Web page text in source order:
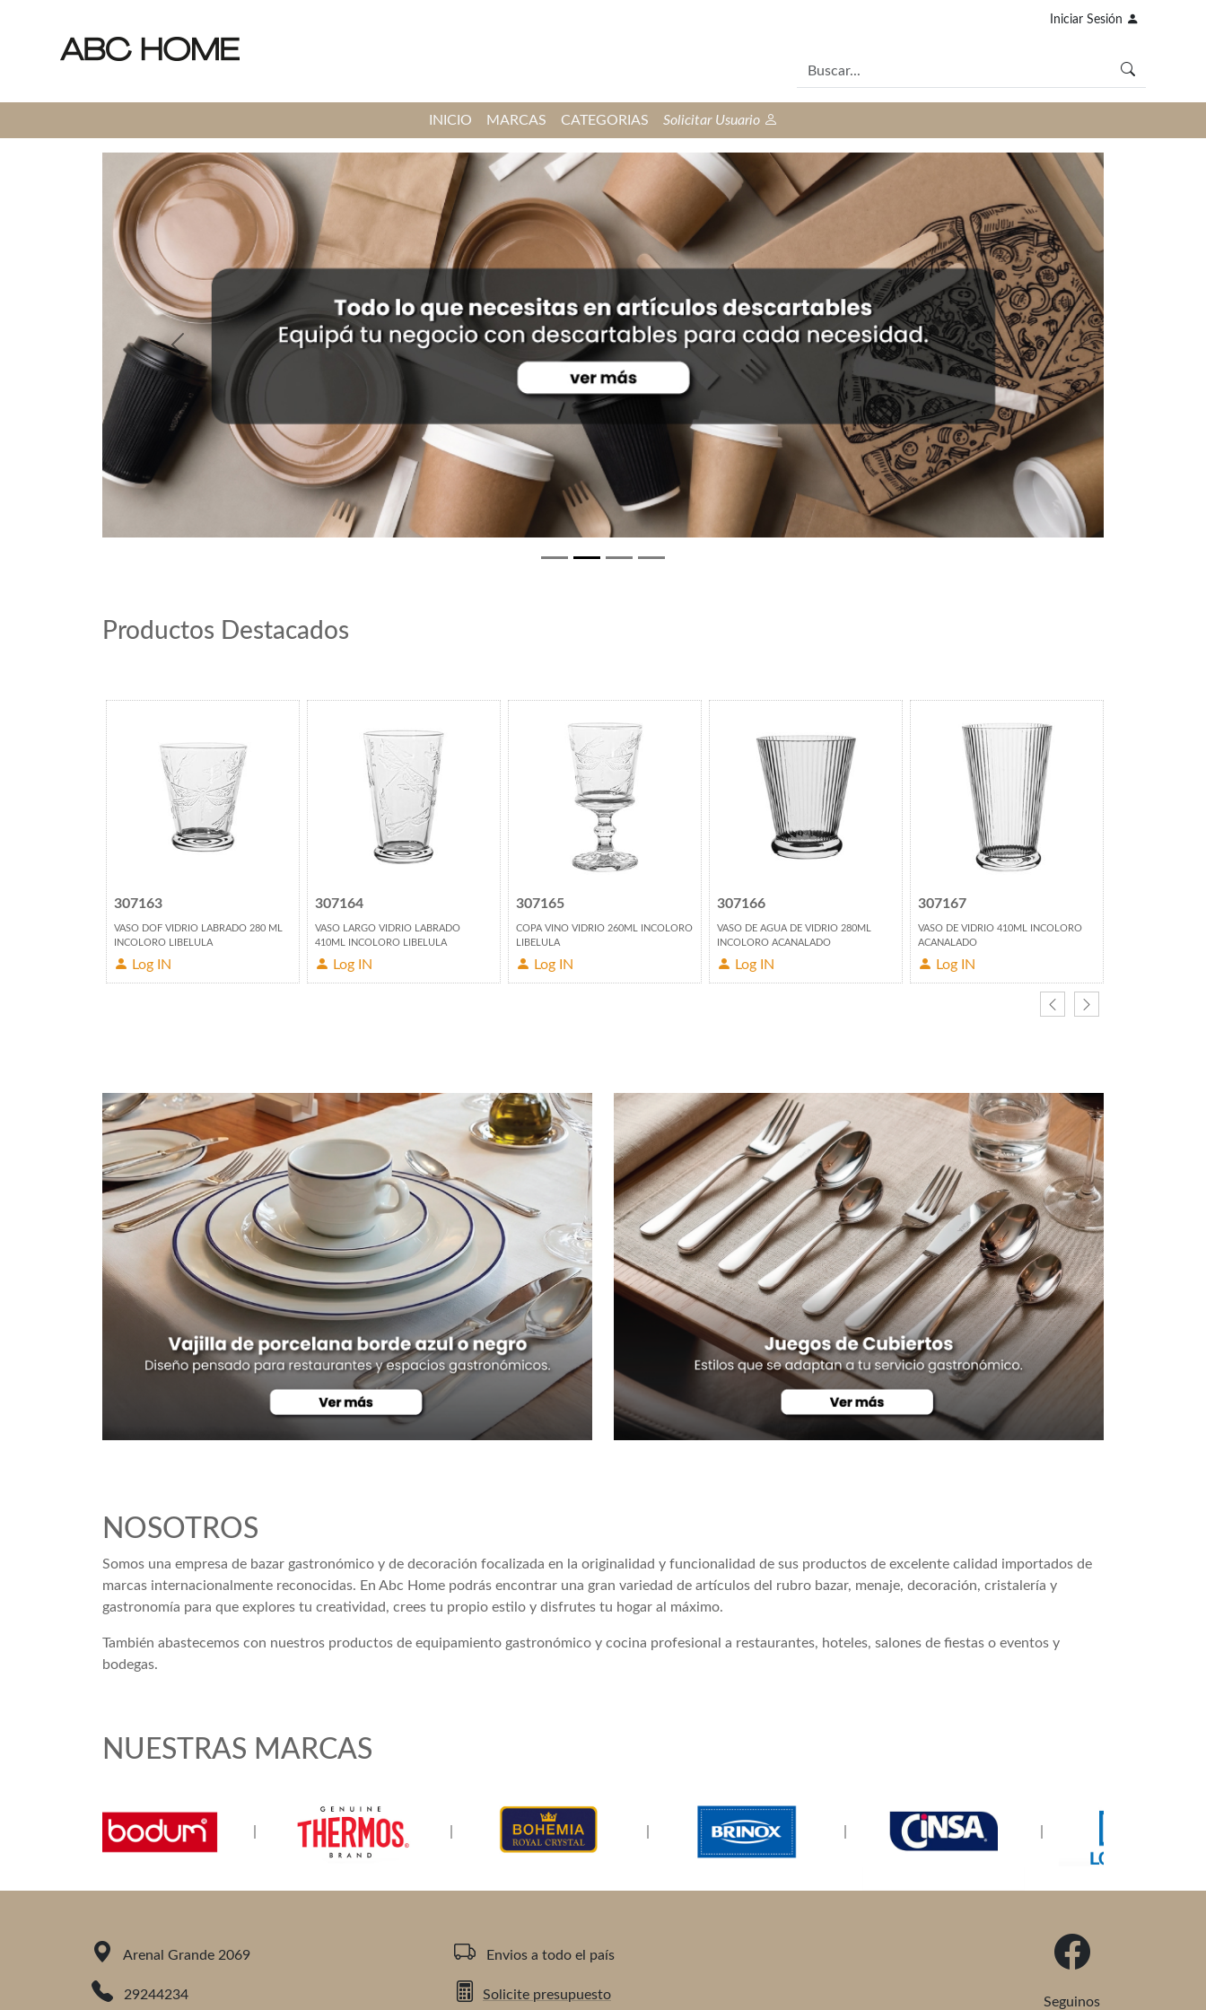
Iniciar Sesión
INICIO MARCAS CATEGORIAS Solicitar Usuario
Previous Next
Productos Destacados
307163
VASO DOF VIDRIO LABRADO 280 ML
INCOLORO LIBELULA
Log IN
307164
VASO LARGO VIDRIO LABRADO
410ML INCOLORO LIBELULA
Log IN
307165
COPA VINO VIDRIO 260ML INCOLORO
LIBELULA
Log IN
307166
VASO DE AGUA DE VIDRIO 280ML
INCOLORO ACANALADO
Log IN
307167
VASO DE VIDRIO 410ML INCOLORO
ACANALADO
Log IN
NOSOTROS
Somos una empresa de bazar gastronómico y de decoración focalizada en la originalidad y funcionalidad de sus productos de excelente calidad importados de
marcas internacionalmente reconocidas. En Abc Home podrás encontrar una gran variedad de artículos del rubro bazar, menaje, decoración, cristalería y
gastronomía para que explores tu creatividad, crees tu propio estilo y disfrutes tu hogar al máximo.
También abastecemos con nuestros productos de equipamiento gastronómico y cocina profesional a restaurantes, hoteles, salones de fiestas o eventos y
bodegas.
NUESTRAS MARCAS
Arenal Grande 2069
29244234
Envios a todo el país
Solicite presupuesto Seguinos